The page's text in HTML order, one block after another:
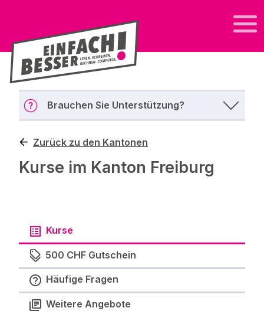
Brauchen Sie Unterstützung?
Zurück zu den Kantonen
Kurse im Kanton Freiburg
Kurse
500 CHF Gutschein
Häufige Fragen
Weitere Angebote